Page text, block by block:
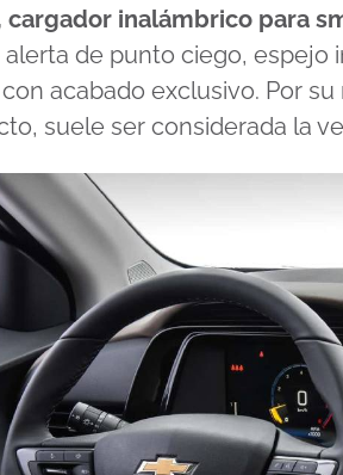
cargador inalámbrico para
alerta de punto ciego,
con acabado exclusivo. Por
suele ser considerada la